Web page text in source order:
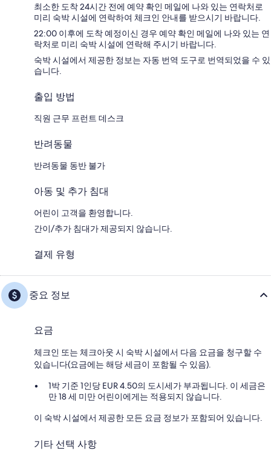
최소한 도착 24시간 전에 예약 확인 메일에 나와 있는 연락처로
미리 숙박 시설에 연락하여 체크인 안내를 받으시기 바랍니다.
22:00 이후에 도착 예정이신 경우 예약 확인 메일에 나와 있는 연
락처로 미리 숙박 시설에 연락해 주시기 바랍니다.
숙박 시설에서 제공한 정보는 자동 번역 도구로 번역되었을 수 있
습니다.
출입 방법
직원 근무 프런트 데스크
반려동물
반려동물 동반 불가
아동 및 추가 침대
어린이 고객을 환영합니다.
간이/추가 침대가 제공되지 않습니다.
결제 유형
중요 정보
요금
체크인 또는 체크아웃 시 숙박 시설에서 다음 요금을 청구할 수
있습니다(요금에는 해당 세금이 포함될 수 있음).
1박 기준 1인당 EUR 4.50의 도시세가 부과됩니다. 이 세금은
만 18 세 미만 어린이에게는 적용되지 않습니다.
이 숙박 시설에서 제공한 모든 요금 정보가 포함되어 있습니다.
기타 선택 사항